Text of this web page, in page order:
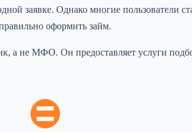
заявке. Однако многие пользователи
оформить займ.
а не МФО. Он предоставляет услуги